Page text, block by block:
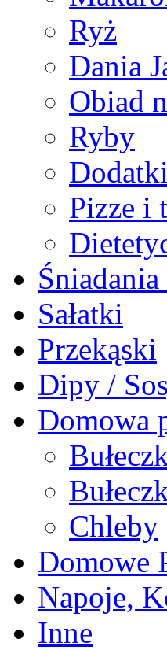
Ryż
Dania
Obiad
Ryby
Pizze i
Sałatki
Przekąski
Dipy /
Domowa
Chleby
Domowe
Napoje,
Inne